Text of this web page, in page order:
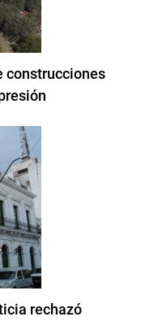
construcciones
rechazó